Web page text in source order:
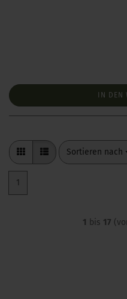
IN DEN
Sortieren nach
Sortieren nach
1
1 bis 17